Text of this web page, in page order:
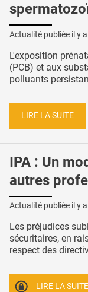
Actualité publiée il y a
L'exposition
(PCB) et aux
polluants
LIRE LA SUITE
IPA : Un
autres
Actualité publiée il y a
Les préjudices
sécuritaires, en
respect des
LIRE LA SUITE